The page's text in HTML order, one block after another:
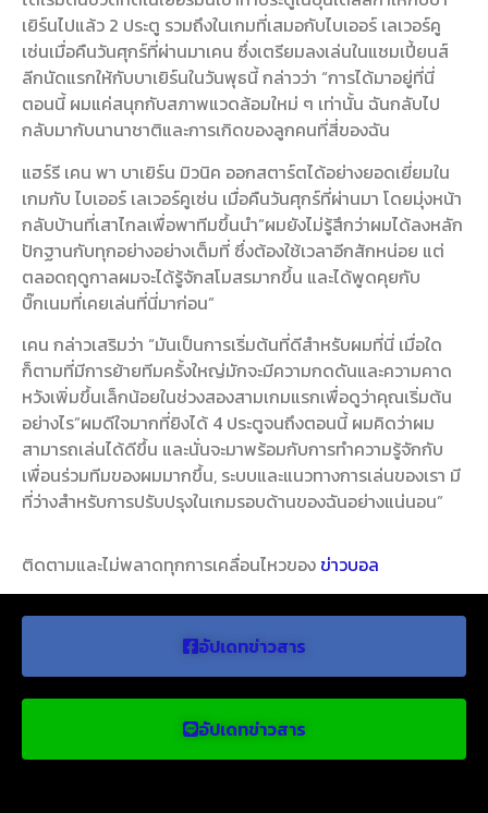
เยิร์นไปแล้ว 2 ประตู รวมถึงในเกมที่เสมอกับไบเออร์ เลเวอร์คู
เซ่นเมื่อคืนวันศุกร์ที่ผ่านมาเคน ซึ่งเตรียมลงเล่นในแชมเปี้ยนส์
ลีกนัดแรกให้กับบาเยิร์นในวันพุธนี้ กล่าวว่า “การได้มาอยู่ที่นี่
ตอนนี้ ผมแค่สนุกกับสภาพแวดล้อมใหม่ ๆ เท่านั้น ฉันกลับไป
กลับมากับนานาชาติและการเกิดของลูกคนที่สี่ของฉัน
แฮร์รี เคน พา บาเยิร์น มิวนิค ออกสตาร์ตได้อย่างยอดเยี่ยมใน
เกมกับ ไบเออร์ เลเวอร์คูเซ่น เมื่อคืนวันศุกร์ที่ผ่านมา โดยมุ่งหน้า
กลับบ้านที่เสาไกลเพื่อพาทีมขึ้นนํา”ผมยังไม่รู้สึกว่าผมได้ลงหลัก
ปักฐานกับทุกอย่างอย่างเต็มที่ ซึ่งต้องใช้เวลาอีกสักหน่อย แต่
ตลอดฤดูกาลผมจะได้รู้จักสโมสรมากขึ้น และได้พูดคุยกับ
บิ๊กเนมที่เคยเล่นที่นี่มาก่อน”
เคน กล่าวเสริมว่า “มันเป็นการเริ่มต้นที่ดีสําหรับผมที่นี่ เมื่อใด
ก็ตามที่มีการย้ายทีมครั้งใหญ่มักจะมีความกดดันและความคาด
หวังเพิ่มขึ้นเล็กน้อยในช่วงสองสามเกมแรกเพื่อดูว่าคุณเริ่มต้น
อย่างไร”ผมดีใจมากที่ยิงได้ 4 ประตูจนถึงตอนนี้ ผมคิดว่าผม
สามารถเล่นได้ดีขึ้น และนั่นจะมาพร้อมกับการทําความรู้จักกับ
เพื่อนร่วมทีมของผมมากขึ้น, ระบบและแนวทางการเล่นของเรา มี
ที่ว่างสําหรับการปรับปรุงในเกมรอบด้านของฉันอย่างแน่นอน”
ติดตามและไม่พลาดทุกการเคลื่อนไหวของ ข่าวบอล
อัปเดทข่าวสาร
อัปเดทข่าวสาร